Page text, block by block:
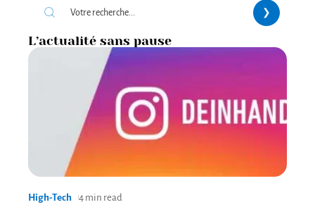
L’actualité sans pause
High-Tech 4 min read